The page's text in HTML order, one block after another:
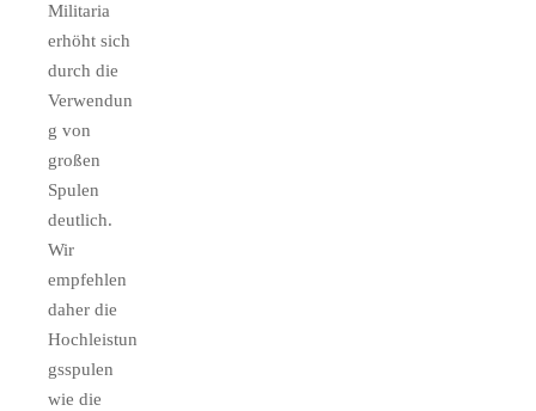
Militaria
erhöht sich
durch die
Verwendun
g von
großen
Spulen
deutlich.
Wir
empfehlen
daher die
Hochleistun
gsspulen
wie die